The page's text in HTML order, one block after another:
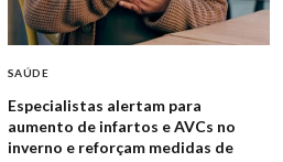
SAÚDE
Especialistas alertam para
aumento de infartos e AVCs no
inverno e reforçam medidas de